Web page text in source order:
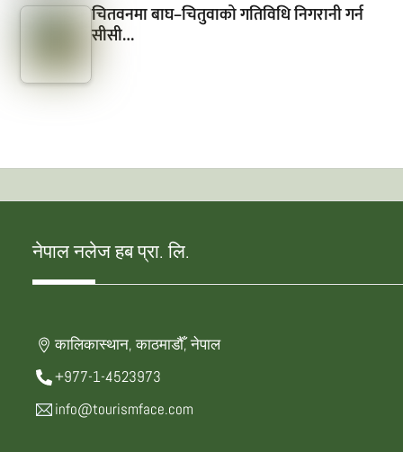
चितवनमा बाघ–चितुवाको गतिविधि निगरानी गर्न
सीसी…
नेपाल नलेज हब प्रा. लि.
कालिकास्थान, काठमाडौँ, नेपाल
+977-1-4523973
info@tourismface.com